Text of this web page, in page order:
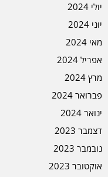
יולי 2024
יוני 2024
מאי 2024
אפריל 2024
מרץ 2024
פברואר 2024
ינואר 2024
דצמבר 2023
נובמבר 2023
אוקטובר 2023